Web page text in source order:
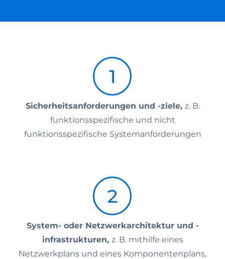
Sicherheitsanforderungen und -ziele, z. B.
funktionsspezifische und nicht
funktionsspezifische Systemanforderungen
System- oder Netzwerkarchitektur und -
infrastrukturen, z. B. mithilfe eines
Netzwerkplans und eines Komponentenplans,